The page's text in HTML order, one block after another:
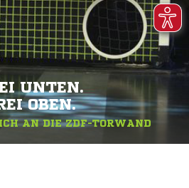
UNTEN.
OBEN.
AN DIE ZDF-TORWAND